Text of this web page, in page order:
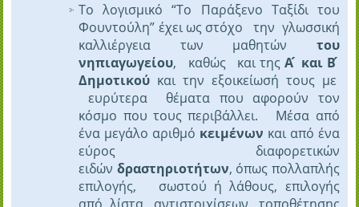
Το λογισμικό “Το Παράξενο Ταξίδι του
Φουντούλη” έχει ως στόχο την γλωσσική
καλλιέργεια των μαθητών του
νηπιαγωγείου, καθώς και τηςΑ ́ και Β ́
Δημοτικού και την εξοικείωσή τους με
ευρύτερα θέματα που αφορούν τον
κόσμο που τους περιβάλλει. Μέσα από
ένα μεγάλο αριθμό κειμένων και από ένα
εύρος διαφορετικών
ειδών δραστηριοτήτων, όπως πολλαπλής
επιλογής, σωστού ή λάθους, επιλογής